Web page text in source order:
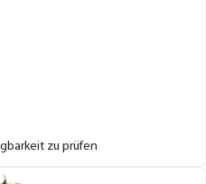
zu prüfen